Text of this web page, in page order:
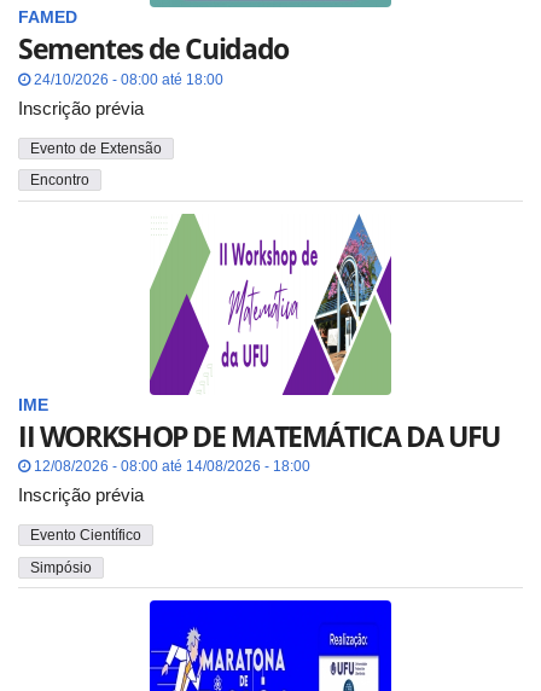
FAMED
Sementes de Cuidado
24/10/2026 - 08:00 até 18:00
Inscrição prévia
Evento de Extensão
Encontro
IME
II WORKSHOP DE MATEMÁTICA DA UFU
12/08/2026 - 08:00 até 14/08/2026 - 18:00
Inscrição prévia
Evento Científico
Simpósio